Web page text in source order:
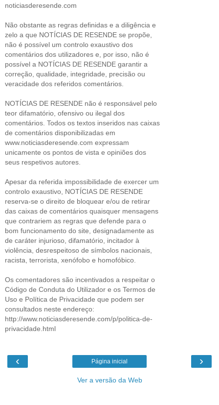
noticiasderesende.com
Não obstante as regras definidas e a diligência e
zelo a que NOTÍCIAS DE RESENDE se propõe,
não é possível um controlo exaustivo dos
comentários dos utilizadores e, por isso, não é
possível a NOTÍCIAS DE RESENDE garantir a
correção, qualidade, integridade, precisão ou
veracidade dos referidos comentários.
NOTÍCIAS DE RESENDE não é responsável pelo
teor difamatório, ofensivo ou ilegal dos
comentários. Todos os textos inseridos nas caixas
de comentários disponibilizadas em
www.noticiasderesende.com expressam
unicamente os pontos de vista e opiniões dos
seus respetivos autores.
Apesar da referida impossibilidade de exercer um
controlo exaustivo, NOTÍCIAS DE RESENDE
reserva-se o direito de bloquear e/ou de retirar
das caixas de comentários quaisquer mensagens
que contrariem as regras que defende para o
bom funcionamento do site, designadamente as
de caráter injurioso, difamatório, incitador à
violência, desrespeitoso de símbolos nacionais,
racista, terrorista, xenófobo e homofóbico.
Os comentadores são incentivados a respeitar o
Código de Conduta do Utilizador e os Termos de
Uso e Política de Privacidade que podem ser
consultados neste endereço:
http://www.noticiasderesende.com/p/politica-de-
privacidade.html
‹ ›
Página inicial
Ver a versão da Web